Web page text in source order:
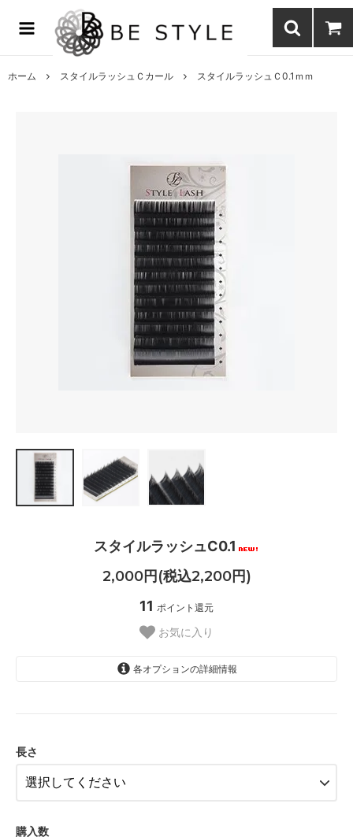
まつげエクステ商材の通販・まつげパーマ・ボディジュエリーなどまつ
げ商材・美容商材の通販｜BE STYLE beauty shop
ホーム スタイルラッシュＣカール スタイルラッシュＣ0.1ｍｍ
スタイルラッシュC0.1
2,000円(税込2,200円)
11 ポイント還元
お気に入り
各オプションの詳細情報
長さ
購入数